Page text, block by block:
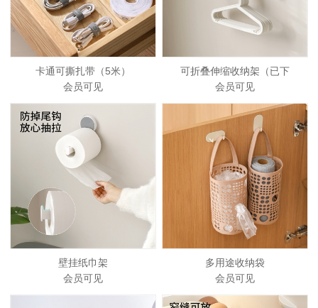
卡通可撕扎带（5米）
会员可见
可折叠伸缩收纳架（已下
会员可见
壁挂纸巾架
会员可见
多用途收纳袋
会员可见